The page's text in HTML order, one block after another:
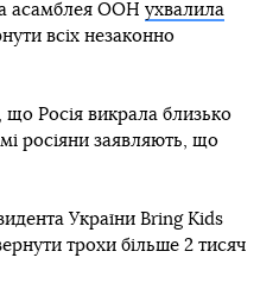
асамблея ООН ухвалила
всіх незаконно
, що Росія викрала близько
росіяни заявляють, що
України Bring Kids
трохи більше 2 тисяч